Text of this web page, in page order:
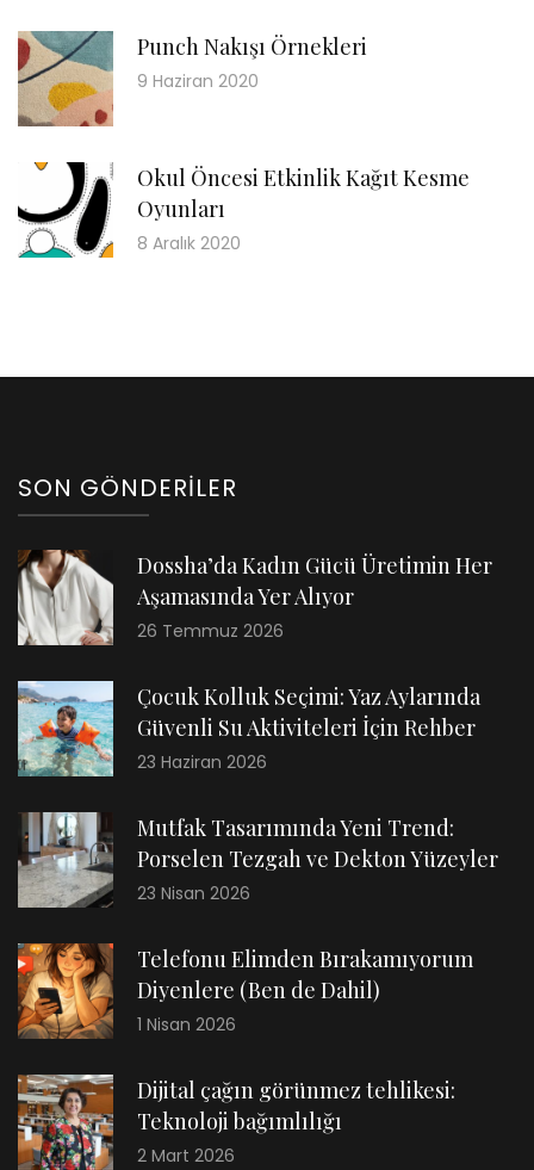
Punch Nakışı Örnekleri
9 Haziran 2020
Okul Öncesi Etkinlik Kağıt Kesme
Oyunları
8 Aralık 2020
SON GÖNDERILER
Dossha’da Kadın Gücü Üretimin Her
Aşamasında Yer Alıyor
26 Temmuz 2026
Çocuk Kolluk Seçimi: Yaz Aylarında
Güvenli Su Aktiviteleri İçin Rehber
23 Haziran 2026
Mutfak Tasarımında Yeni Trend:
Porselen Tezgah ve Dekton Yüzeyler
23 Nisan 2026
Telefonu Elimden Bırakamıyorum
Diyenlere (Ben de Dahil)
1 Nisan 2026
Dijital çağın görünmez tehlikesi:
Teknoloji bağımlılığı
2 Mart 2026